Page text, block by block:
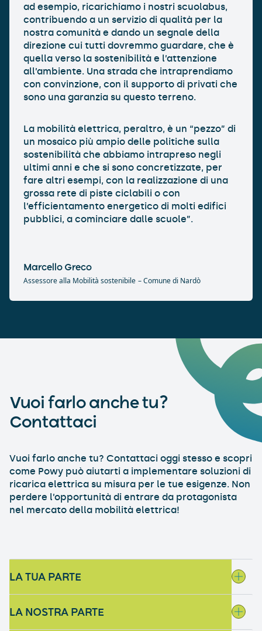
ad esempio, ricarichiamo i nostri scuolabus,
contribuendo a un servizio di qualità per la
nostra comunità e dando un segnale della
direzione cui tutti dovremmo guardare, che è
quella verso la sostenibilità e l’attenzione
all’ambiente. Una strada che intraprendiamo
con convinzione, con il supporto di privati che
sono una garanzia su questo terreno.
La mobilità elettrica, peraltro, è un “pezzo” di
un mosaico più ampio delle politiche sulla
sostenibilità che abbiamo intrapreso negli
ultimi anni e che si sono concretizzate, per
fare altri esempi, con la realizzazione di una
grossa rete di piste ciclabili o con
l’efficientamento energetico di molti edifici
pubblici, a cominciare dalle scuole”.
Marcello Greco
Assessore alla Mobilità sostenibile – Comune di Nardò
Vuoi farlo anche tu?
Contattaci
Vuoi farlo anche tu? Contattaci oggi stesso e scopri
come Powy può aiutarti a implementare soluzioni di
ricarica elettrica su misura per le tue esigenze. Non
perdere l’opportunità di entrare da protagonista
nel mercato della mobilità elettrica!
LA TUA PARTE
LA NOSTRA PARTE